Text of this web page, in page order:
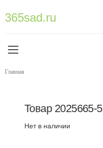
365sad.ru
Главная
Товар 2025665-5
Нет в наличии